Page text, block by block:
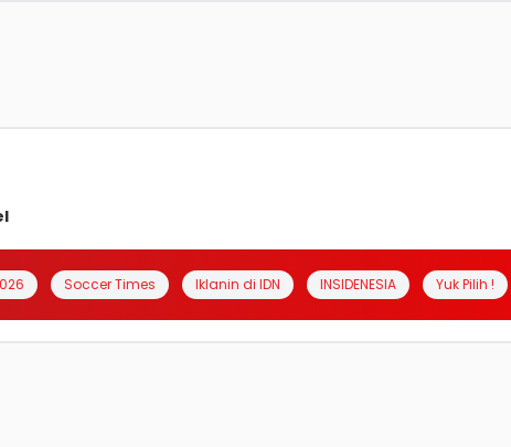
Soccer Times Iklanin di IDN INSIDENESIA Yuk Pilih !